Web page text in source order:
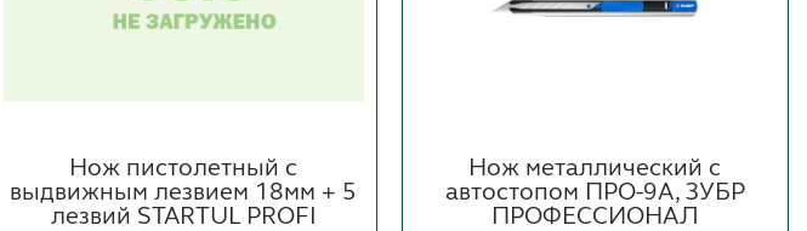
Нож пистолетный с
выдвижным лезвием 18мм + 5
лезвий STARTUL PROFI
Нож металлический с
автостопом ПРО-9А, ЗУБР
ПРОФЕССИОНАЛ